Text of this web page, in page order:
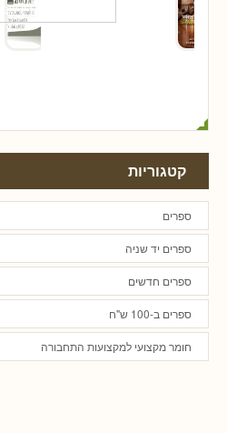
קטגוריות
ספרים
ספרים יד שניה
ספרים חדשים
ספרים ב-100 ש"ח
חומר מקצועי למקצועות התחבורה